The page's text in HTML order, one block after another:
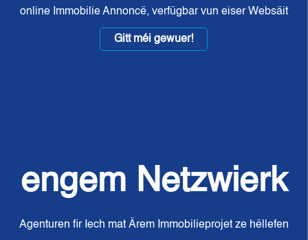
online Immobilie Annoncë, verfügbar vun eiser Websäit
Gitt méi gewuer!
engem Netzwierk
Agenturen fir Iech mat Ärem Immobilieprojet ze hëllefen